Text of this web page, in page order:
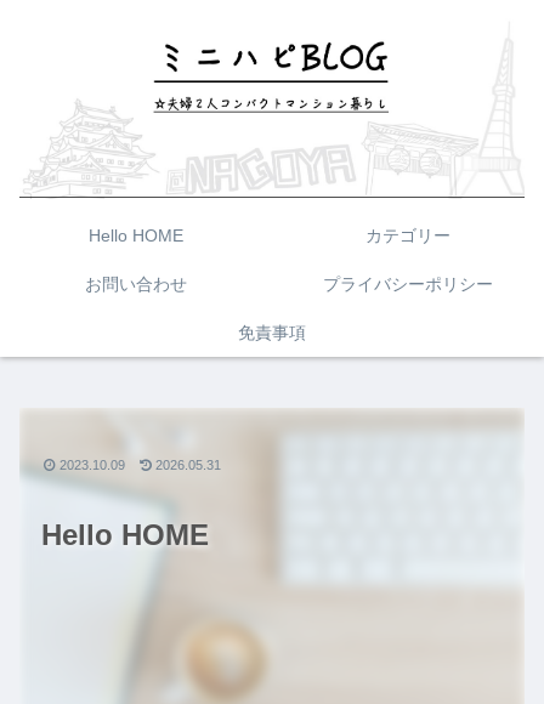
Hello HOME カテゴリー
お問い合わせ プライバシーポリシー
免責事項
Hello HOME
2023.10.09 2026.05.31